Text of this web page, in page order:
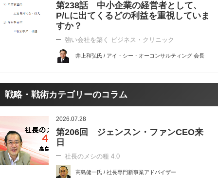
第238話 中小企業の経営者として、
P/Lに出てくるどの利益を重視していま
すか？
強い会社を築く ビジネス・クリニック
井上和弘氏 / アイ・シー・オーコンサルティング 会長
戦略・戦術カテゴリーのコラム
2026.07.28
第206回 ジェンスン・ファンCEO来
日
社長のメシの種 4.0
高島健一氏 / 社長専門新事業アドバイザー